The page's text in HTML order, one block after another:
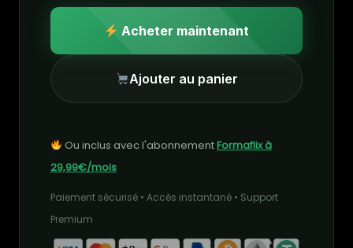
Acheter maintenant
Ajouter au panier
Ou inclus avec l'abonnementFormaflix à
29,99€/mois
Paiement sécurisé • Accès instantané • Support
Premium